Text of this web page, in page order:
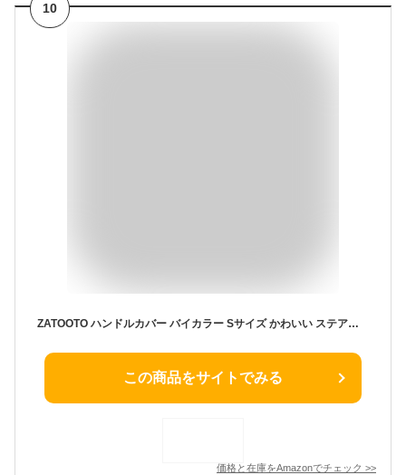
10
ZATOOTO ハンドルカバー バイカラー Sサイズ かわいい ステアリングカバー 軽自動車 おしゃれ ツートンカラー 普通車 適合多車種 タント ハスラー キャンバス ピンク LY172-P
この商品をサイトでみる
価格と在庫をAmazonでチェック >>